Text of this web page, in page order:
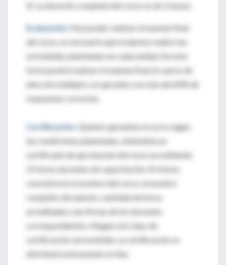
La duración completa del curso es de 2 meses.
Evaluación:
Para poder realizar el examen final
del curso, es necesario que el alumno realice las
actividades planteadas en cada unidad. De esta
forma podrá realizar el examen final el cual es de
elección múltiple y se aprueba con más del 60% de
respuestas correctas.
Certificación:
Quienes aprueben el curso según
las condiciones planteadas, obtendrán un
certificado de aprobación del curso acreditando
21 horas docentes de capacitación. El mismo
consistirá en el nombre del curso, el nombre
completo del alumno, cantidad de horas
acreditadas y las firmas de los docentes
correspondientes. Ningún otro tipo de
certificación será emitida. La certificación se
distribuirá únicamente on line.